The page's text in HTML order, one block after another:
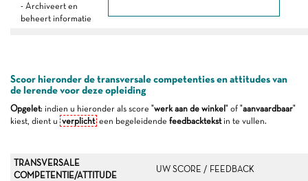
- Archiveert en
beheert informatie
Scoor hieronder de transversale competenties en attitudes van
de lerende voor deze opleiding
Opgelet: indien u hieronder als score "werk aan de winkel " of "aanvaardbaar"
kiest, dient u verplicht een begeleidende feedbacktekstin te vullen.
TRANSVERSALE
COMPETENTIE/ATTITUDE
UW SCORE / FEEDBACK